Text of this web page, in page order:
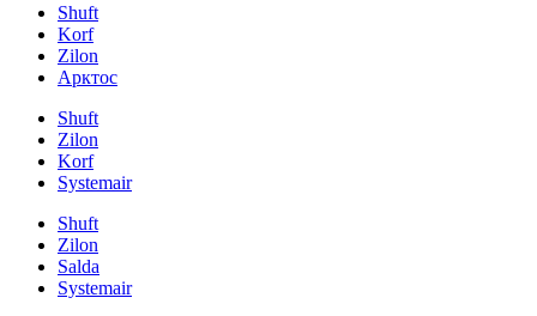
Shuft
Korf
Zilon
Арктос
Shuft
Zilon
Korf
Systemair
Shuft
Zilon
Salda
Systemair